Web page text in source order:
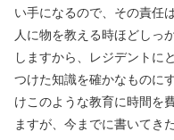
い手になるので、その責任
人に物を教える時ほどしっ
しますから、レジデントに
つけた知識を確かなものに
けこのような教育に時間を
ますが、今までに書いてき